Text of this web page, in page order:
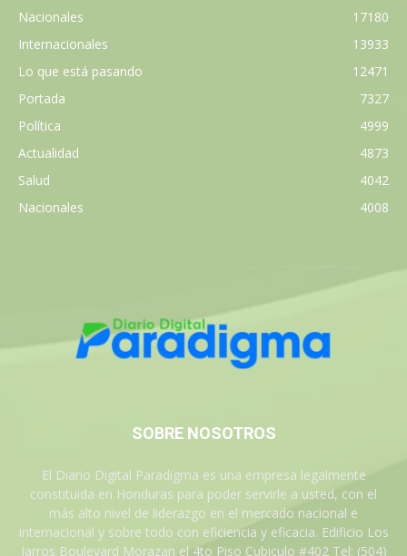
Nacionales
17180
Internacionales
13933
Lo que está pasando
12471
Portada
7327
Política
4999
Actualidad
4873
Salud
4042
Nacionales
4008
SOBRE NOSOTROS
El Diario Digital Paradigma es una empresa legalmente
constituida en Honduras para poder servirle a usted, con el
más alto nivel de liderazgo en el mercado nacional e
internacional y sobre todo con eficiencia y eficacia. Edificio Los
Jarros Boulevard Morazan el 4to Piso Cubiculo #402 Tel: (504)